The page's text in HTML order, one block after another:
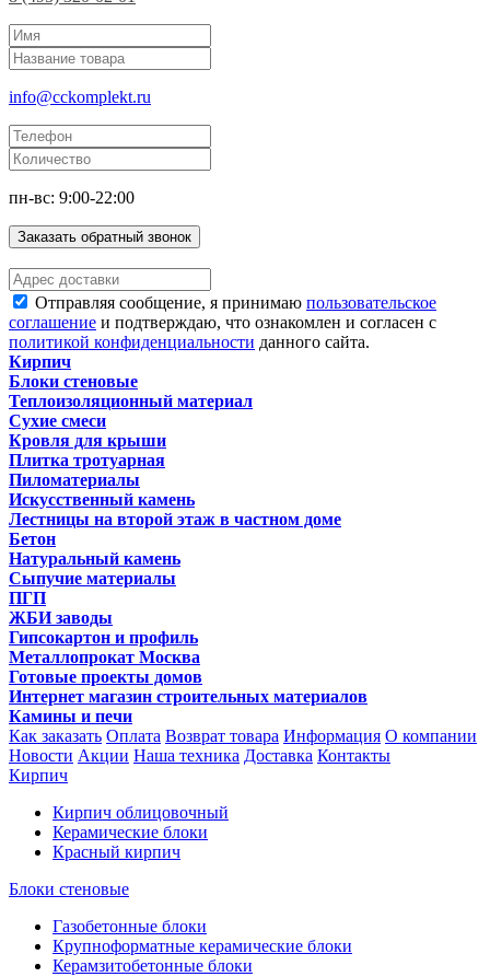
info@cckomplekt.ru
пн-вс: 9:00-22:00
Заказать обратный звонок
Отправляя сообщение, я принимаю пользовательское
соглашение и подтверждаю, что ознакомлен и согласен с
политикой конфиденциальности данного сайта.
Кирпич
Блоки стеновые
Теплоизоляционный материал
Сухие смеси
Кровля для крыши
Плитка тротуарная
Пиломатериалы
Искусственный камень
Лестницы на второй этаж в частном доме
Бетон
Натуральный камень
Сыпучие материалы
ПГП
ЖБИ заводы
Гипсокартон и профиль
Металлопрокат Москва
Готовые проекты домов
Интернет магазин строительных материалов
Камины и печи
Как заказать Оплата Возврат товара Информация О компании
Новости Акции Наша техника Доставка Контакты
Кирпич
Кирпич облицовочный
Керамические блоки
Красный кирпич
Блоки стеновые
Газобетонные блоки
Крупноформатные керамические блоки
Керамзитобетонные блоки